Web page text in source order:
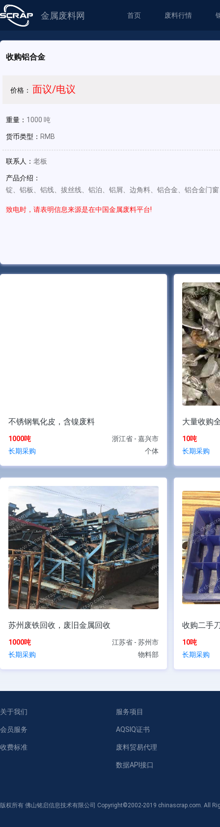
金属废料网 首页 废料行情
收购铝合金
价格： 面议/电议
重量： 1000 吨
货币类型： RMB
联系人： 老板
产品介绍：
锭、铝板、铝线、拔丝线、铝泊、铝屑、边角料、铝合金、铝合金门
致电时，请表明信息来源是在中国金属废料平台!
不锈钢氧化皮，含镍废料
1000吨
浙江省 - 嘉兴市
长期采购
个体
大量收购
10吨
长期采购
苏州废铁回收，废旧金属回收
1000吨
江苏省 - 苏州市
长期采购
物料部
收购二手
10吨
长期采购
关于我们
会员服务
收费标准
服务项目
AQSIQ证书
废料贸易代理
数据API接口
版权所有 佛山铭启信息技术有限公司 Copyright©2002-2019 chinascrap.com. All